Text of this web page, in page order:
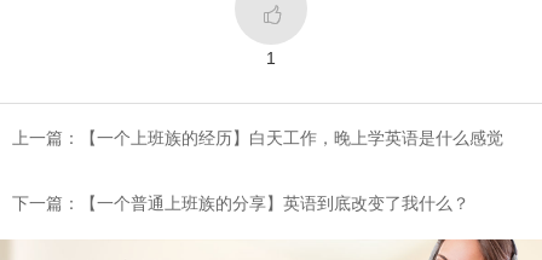

1
上一篇：​【一个上班族的经历】白天工作，晚上学英语是什么感觉
下一篇：​【一个普通上班族的分享】英语到底改变了我什么？